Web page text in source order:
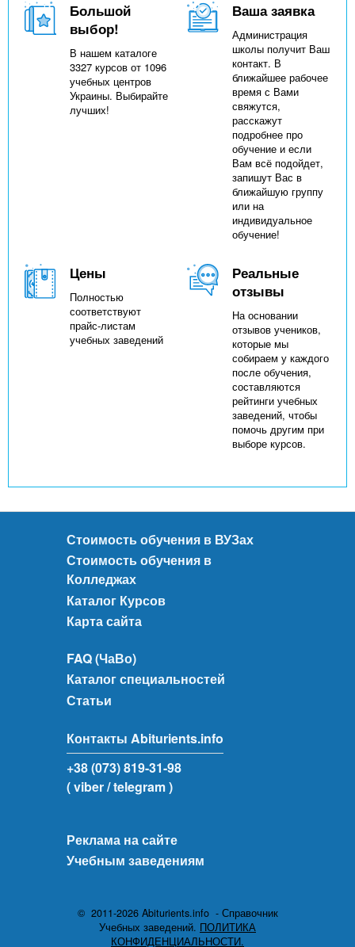
Большой
выбор!
В нашем каталоге
3327 курсов от 1096
учебных центров
Украины. Выбирайте
лучших!
Ваша заявка
Администрация
школы получит Ваш
контакт. В
ближайшее рабочее
время с Вами
свяжутся,
расскажут
подробнее про
обучение и если
Вам всё подойдет,
запишут Вас в
ближайшую группу
или на
индивидуальное
обучение!
Цены
Полностью
соответствуют
прайс-листам
учебных заведений
Реальные
отзывы
На основании
отзывов учеников,
которые мы
собираем у каждого
после обучения,
составляются
рейтинги учебных
заведений, чтобы
помочь другим при
выборе курсов.
Стоимость обучения в ВУЗах
Стоимость обучения в
Колледжах
Каталог Курсов
Карта сайта
FAQ (ЧаВо)
Каталог специальностей
Статьи
Контакты Abiturients.info
+38 (073) 819-31-98
( viber/ telegram )
Реклама на сайте
Учебным заведениям
© 2011-2026 Abiturients.info - Справочник
Учебных заведений. ПОЛИТИКА
КОНФИДЕНЦИАЛЬНОСТИ.